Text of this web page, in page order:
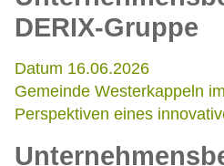
DERIX-Gruppe
Datum 16.06.2026
Gemeinde Westerkappeln
Perspektiven eines